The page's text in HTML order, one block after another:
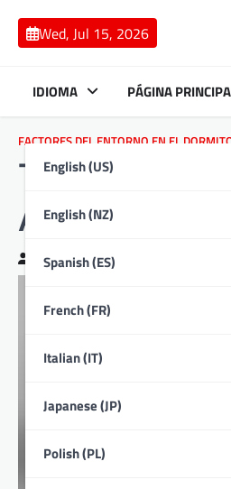
content
Wed, Jul 15, 2026
IDIOMA
English (US)
English (NZ)
Spanish (ES)
French (FR)
Italian (IT)
Japanese (JP)
Polish (PL)
PÁGINA
FACTORES DEL ENTORNO EN EL
Tratamientos
Aislamiento
Clara Bennett